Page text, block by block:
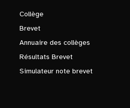
Collège
Brevet
Annuaire des collèges
Résultats Brevet
Simulateur note brevet